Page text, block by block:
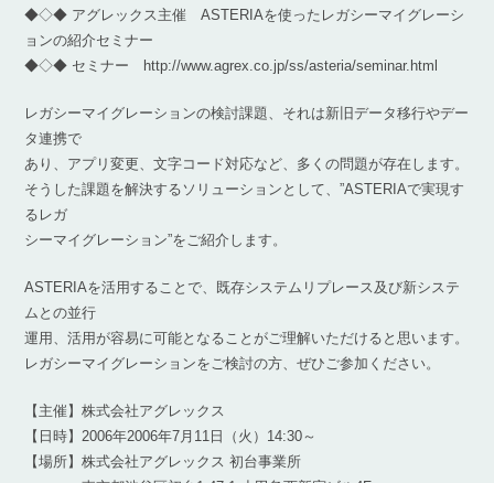
◆◇◆ アグレックス主催 ASTERIAを使ったレガシーマイグレーシ
ョンの紹介セミナー
◆◇◆ セミナー http://www.agrex.co.jp/ss/asteria/seminar.html
レガシーマイグレーションの検討課題、それは新旧データ移行やデー
タ連携で
あり、アプリ変更、文字コード対応など、多くの問題が存在します。
そうした課題を解決するソリューションとして、”ASTERIAで実現す
るレガ
シーマイグレーション”をご紹介します。
ASTERIAを活用することで、既存システムリプレース及び新システ
ムとの並行
運用、活用が容易に可能となることがご理解いただけると思います。
レガシーマイグレーションをご検討の方、ぜひご参加ください。
【主催】株式会社アグレックス
【日時】2006年2006年7月11日（火）14:30～
【場所】株式会社アグレックス 初台事業所